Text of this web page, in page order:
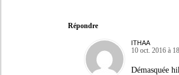
Répondre
ITHAA
10 oct. 2016 à
Démasquée